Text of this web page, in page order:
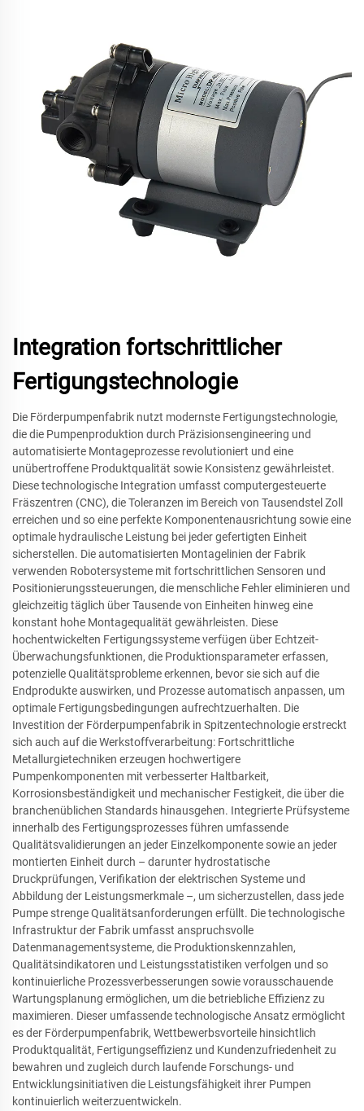
Integration fortschrittlicher
Fertigungstechnologie
Die Förderpumpenfabrik nutzt modernste Fertigungstechnologie,
die die Pumpenproduktion durch Präzisionsengineering und
automatisierte Montageprozesse revolutioniert und eine
unübertroffene Produktqualität sowie Konsistenz gewährleistet.
Diese technologische Integration umfasst computergesteuerte
Fräszentren (CNC), die Toleranzen im Bereich von Tausendstel Zoll
erreichen und so eine perfekte Komponentenausrichtung sowie eine
optimale hydraulische Leistung bei jeder gefertigten Einheit
sicherstellen. Die automatisierten Montagelinien der Fabrik
verwenden Robotersysteme mit fortschrittlichen Sensoren und
Positionierungssteuerungen, die menschliche Fehler eliminieren und
gleichzeitig täglich über Tausende von Einheiten hinweg eine
konstant hohe Montagequalität gewährleisten. Diese
hochentwickelten Fertigungssysteme verfügen über Echtzeit-
Überwachungsfunktionen, die Produktionsparameter erfassen,
potenzielle Qualitätsprobleme erkennen, bevor sie sich auf die
Endprodukte auswirken, und Prozesse automatisch anpassen, um
optimale Fertigungsbedingungen aufrechtzuerhalten. Die
Investition der Förderpumpenfabrik in Spitzentechnologie erstreckt
sich auch auf die Werkstoffverarbeitung: Fortschrittliche
Metallurgietechniken erzeugen hochwertigere
Pumpenkomponenten mit verbesserter Haltbarkeit,
Korrosionsbeständigkeit und mechanischer Festigkeit, die über die
branchenüblichen Standards hinausgehen. Integrierte Prüfsysteme
innerhalb des Fertigungsprozesses führen umfassende
Qualitätsvalidierungen an jeder Einzelkomponente sowie an jeder
montierten Einheit durch – darunter hydrostatische
Druckprüfungen, Verifikation der elektrischen Systeme und
Abbildung der Leistungsmerkmale –, um sicherzustellen, dass jede
Pumpe strenge Qualitätsanforderungen erfüllt. Die technologische
Infrastruktur der Fabrik umfasst anspruchsvolle
Datenmanagementsysteme, die Produktionskennzahlen,
Qualitätsindikatoren und Leistungsstatistiken verfolgen und so
kontinuierliche Prozessverbesserungen sowie vorausschauende
Wartungsplanung ermöglichen, um die betriebliche Effizienz zu
maximieren. Dieser umfassende technologische Ansatz ermöglicht
es der Förderpumpenfabrik, Wettbewerbsvorteile hinsichtlich
Produktqualität, Fertigungseffizienz und Kundenzufriedenheit zu
bewahren und zugleich durch laufende Forschungs- und
Entwicklungsinitiativen die Leistungsfähigkeit ihrer Pumpen
kontinuierlich weiterzuentwickeln.